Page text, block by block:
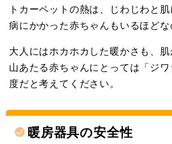
トカーペットの熱は、じわじわと
病にかかった赤ちゃんもいるほどな
大人にはホカホカした暖かさも、
山あたる赤ちゃんにとっては「ジ
度だと考えてください。
暖房器具の安全性